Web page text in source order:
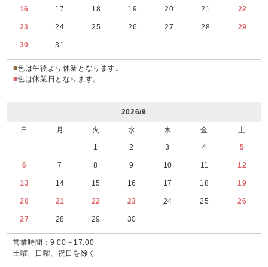
16 17 18 19 20 21 22
23 24 25 26 27 28 29
30 31
■色は午後より休業となります。
■色は休業日となります。
2026/9
日 月 火 水 木 金 土
1 2 3 4 5
6 7 8 9 10 11 12
13 14 15 16 17 18 19
20 21 22 23 24 25 26
27 28 29 30
営業時間：9:00－17:00
土曜、日曜、祝日を除く